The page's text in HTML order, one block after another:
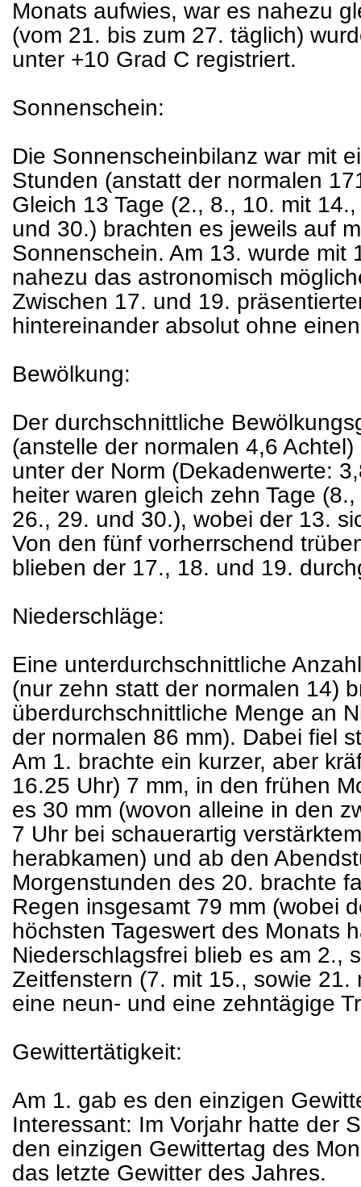
Monats aufwies, war es nahezu
(vom 21. bis zum 27. täglich)
unter +10 Grad C registriert.
Sonnenschein:
Die Sonnenscheinbilanz war mit
Stunden (anstatt der normalen
Gleich 13 Tage (2., 8., 10. mit
und 30.) brachten es jeweils auf
Sonnenschein. Am 13. wurde mit
nahezu das astronomisch
Zwischen 17. und 19.
hintereinander absolut ohne
Bewölkung:
Der durchschnittliche
(anstelle der normalen 4,6
unter der Norm (Dekadenwerte:
heiter waren gleich zehn Tage
26., 29. und 30.), wobei der 13.
Von den fünf vorherrschend
blieben der 17., 18. und 19.
Niederschläge:
Eine unterdurchschnittliche
(nur zehn statt der normalen 14)
überdurchschnittliche Menge an
der normalen 86 mm). Dabei fiel
Am 1. brachte ein kurzer, aber
16.25 Uhr) 7 mm, in den frühen
es 30 mm (wovon alleine in den
7 Uhr bei schauerartig
herabkamen) und ab den
Morgenstunden des 20. brachte
Regen insgesamt 79 mm (wobei
höchsten Tageswert des Monats
Niederschlagsfrei blieb es am 2.,
Zeitfenstern (7. mit 15., sowie 21.
eine neun- und eine zehntägige
Gewittertätigkeit:
Am 1. gab es den einzigen
Interessant: Im Vorjahr hatte der
den einzigen Gewittertag des
das letzte Gewitter des Jahres.